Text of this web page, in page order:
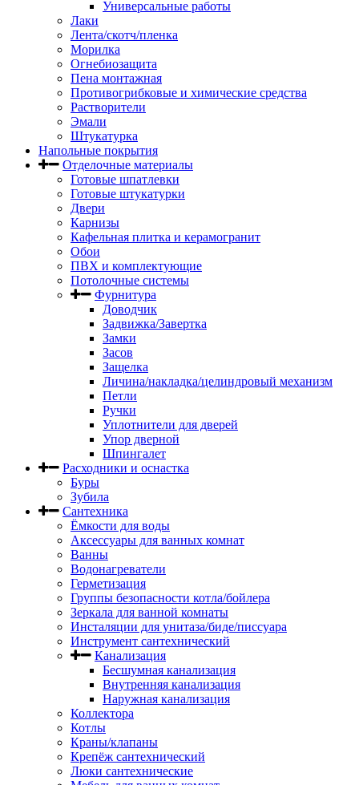
Универсальные работы
Лаки
Лента/скотч/пленка
Морилка
Огнебиозащита
Пена монтажная
Противогрибковые и химические средства
Растворители
Эмали
Штукатурка
Напольные покрытия
Отделочные материалы
Готовые шпатлевки
Готовые штукатурки
Двери
Карнизы
Кафельная плитка и керамогранит
Обои
ПВХ и комплектующие
Потолочные системы
Фурнитура
Доводчик
Задвижка/Завертка
Замки
Засов
Защелка
Личина/накладка/целиндровый механизм
Петли
Ручки
Уплотнители для дверей
Упор дверной
Шпингалет
Расходники и оснастка
Буры
Зубила
Сантехника
Ёмкости для воды
Аксессуары для ванных комнат
Ванны
Водонагреватели
Герметизация
Группы безопасности котла/бойлера
Зеркала для ванной комнаты
Инсталяции для унитаза/биде/писсуара
Инструмент сантехнический
Канализация
Бесшумная канализация
Внутренняя канализация
Наружная канализация
Коллектора
Котлы
Краны/клапаны
Крепёж сантехнический
Люки сантехнические